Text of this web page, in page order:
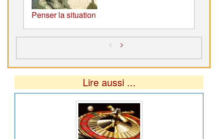
Penser la situation
< >
Lire aussi ...